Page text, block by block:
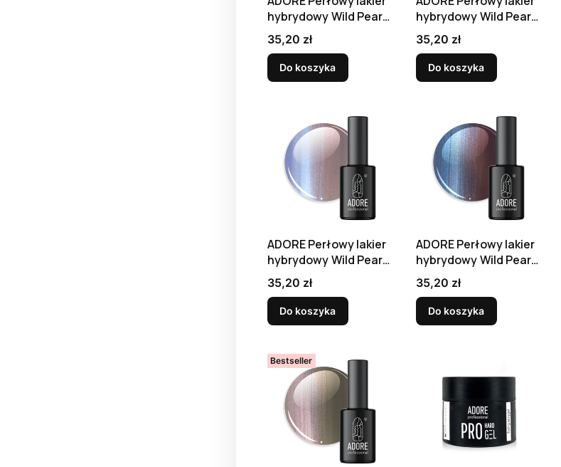
hybrydowy Wild Pearls
W-01, 8 ml
Cena
35,20 zł
Do koszyka
hybrydowy Wild Pearls
W-02, 8 ml
Cena
35,20 zł
Do koszyka
ADORE Perłowy lakier
hybrydowy Wild Pearls
W-05, 8 ml
Cena
35,20 zł
Do koszyka
ADORE Perłowy lakier
hybrydowy Wild Pearls
W-06, 8 ml
Cena
35,20 zł
Do koszyka
Bestseller